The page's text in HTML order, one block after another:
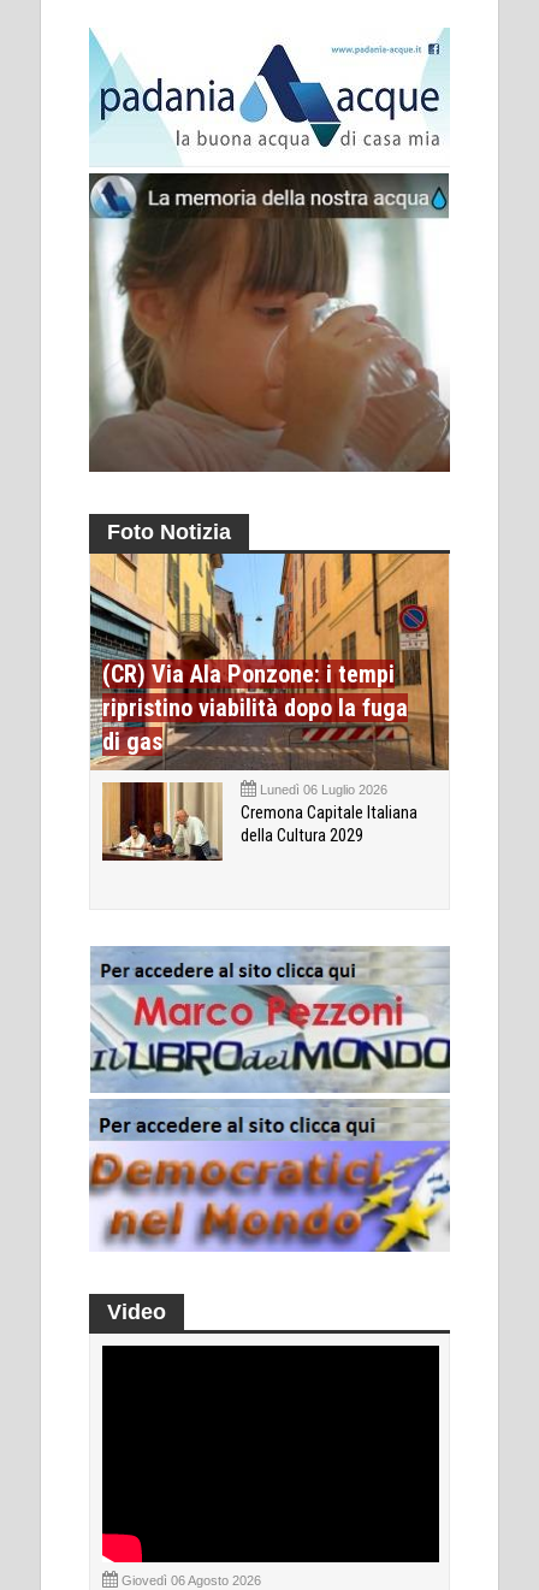
Foto Notizia
(CR) Via Ala Ponzone: i tempi
ripristino viabilità dopo la fuga
di gas
Lunedì 06 Luglio 2026
Cremona Capitale Italiana
della Cultura 2029
Video
Giovedì 06 Agosto 2026